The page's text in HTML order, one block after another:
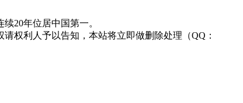
20年位居中国第一。
权利人予以告知，本站将立即做删除处理（QQ：